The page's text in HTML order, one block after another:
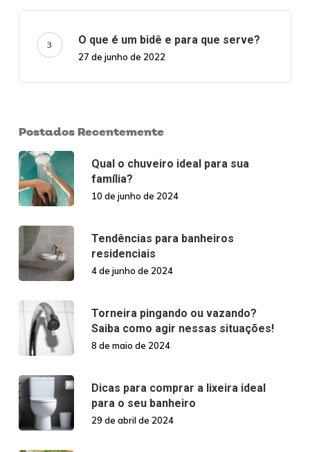
O que é um bidê e para que serve?
27 de junho de 2022
Postados Recentemente
Qual o chuveiro ideal para sua
família?
10 de junho de 2024
Tendências para banheiros
residenciais
4 de junho de 2024
Torneira pingando ou vazando?
Saiba como agir nessas situações!
8 de maio de 2024
Dicas para comprar a lixeira ideal
para o seu banheiro
29 de abril de 2024